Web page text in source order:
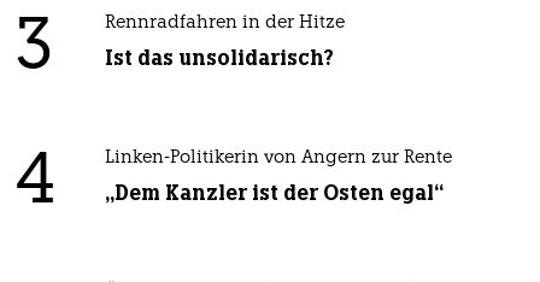
3 Rennradfahren in der Hitze
Ist das unsolidarisch?
4 Linken-Politikerin von Angern zur Rente
„Dem Kanzler ist der Osten egal“